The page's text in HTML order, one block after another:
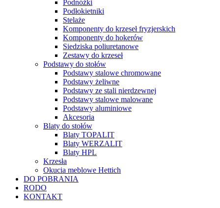
Podnóżki
Podłokietniki
Stelaże
Komponenty do krzeseł fryzjerskich
Komponenty do hokerów
Siedziska poliuretanowe
Zestawy do krzeseł
Podstawy do stołów
Podstawy stalowe chromowane
Podstawy żeliwne
Podstawy ze stali nierdzewnej
Podstawy stalowe malowane
Podstawy aluminiowe
Akcesoria
Blaty do stołów
Blaty TOPALIT
Blaty WERZALIT
Blaty HPL
Krzesła
Okucia meblowe Hettich
DO POBRANIA
RODO
KONTAKT